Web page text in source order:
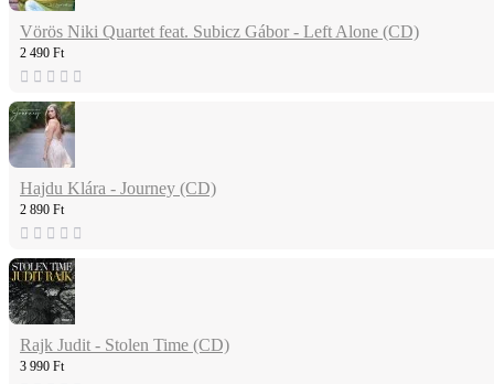
Vörös Niki Quartet feat. Subicz Gábor - Left Alone (CD)
2 490 Ft
Hajdu Klára - Journey (CD)
2 890 Ft
Rajk Judit - Stolen Time (CD)
3 990 Ft